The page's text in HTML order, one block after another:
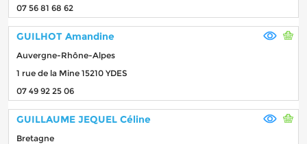
07 56 81 68 62
GUILHOT Amandine
Auvergne-Rhône-Alpes
1 rue de la Mine 15210 YDES
07 49 92 25 06
GUILLAUME JEQUEL Céline
Bretagne